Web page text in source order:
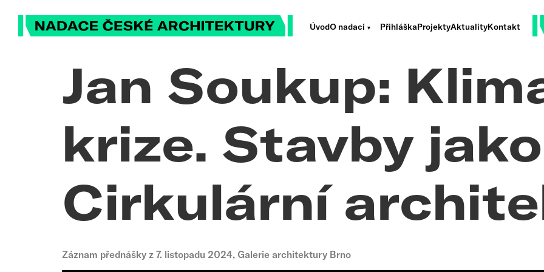
ÚvodO nadaci PřihláškaProjektyAktualityKontakt
Jan Soukup:
krize. Stavby
Cirkulární
Záznam přednášky z 7. listopadu 2024, Galerie architektury Brno